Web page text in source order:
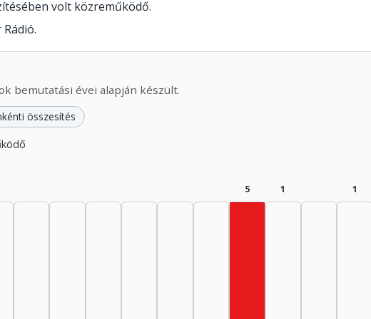
volt közreműködő.
bemutatási évei alapján készült.
összesítés
5 1 1